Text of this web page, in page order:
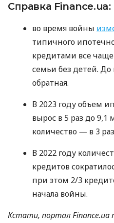
Справка Finance.ua:
во время войны
типичного
кредитами все
семьи без детей.
обратная.
В 2023 году объем
вырос в 5 раз до 9,1
количество — в 3
В 2022 году
кредитов
при этом 2/3
начала войны.
Кстати, портал Finance.ua